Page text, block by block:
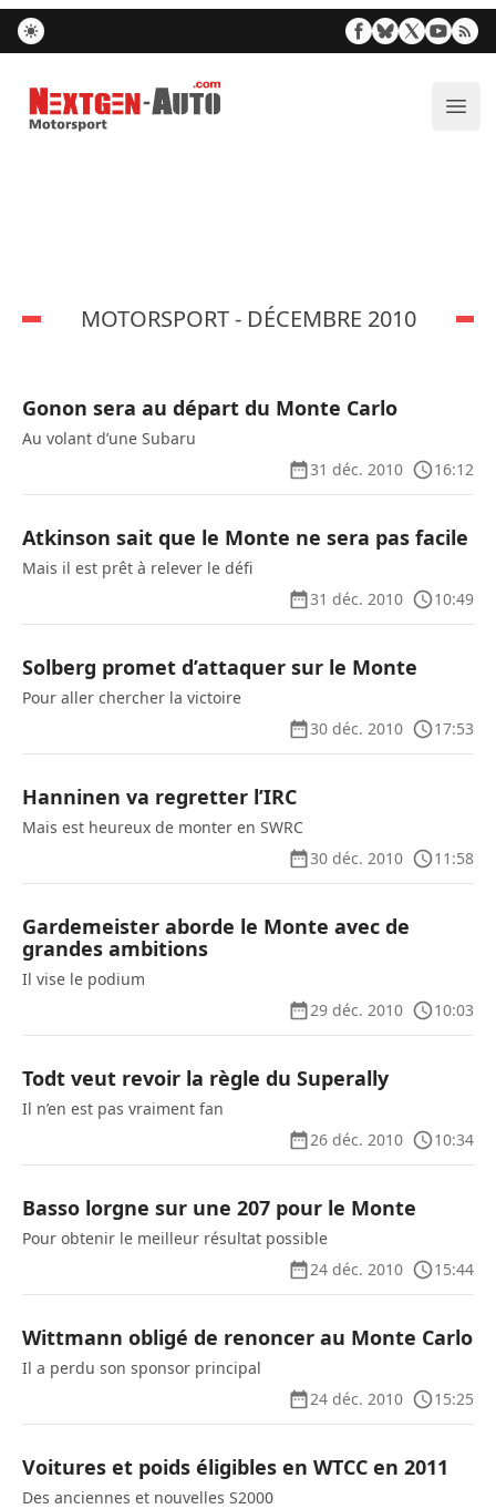
Nextgen-Auto.com
MOTORSPORT - DÉCEMBRE 2010
Gonon sera au départ du Monte Carlo
Au volant d’une Subaru
31 déc. 2010
16:12
Atkinson sait que le Monte ne sera pas facile
Mais il est prêt à relever le défi
31 déc. 2010
10:49
Solberg promet d’attaquer sur le Monte
Pour aller chercher la victoire
30 déc. 2010
17:53
Hanninen va regretter l’IRC
Mais est heureux de monter en SWRC
30 déc. 2010
11:58
Gardemeister aborde le Monte avec de
grandes ambitions
Il vise le podium
29 déc. 2010
10:03
Todt veut revoir la règle du Superally
Il n’en est pas vraiment fan
26 déc. 2010
10:34
Basso lorgne sur une 207 pour le Monte
Pour obtenir le meilleur résultat possible
24 déc. 2010
15:44
Wittmann obligé de renoncer au Monte Carlo
Il a perdu son sponsor principal
24 déc. 2010
15:25
Voitures et poids éligibles en WTCC en 2011
Des anciennes et nouvelles S2000